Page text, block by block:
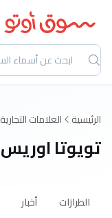
الرئيسية العلامات التجارية
تويوتا
الطرازات أخبار